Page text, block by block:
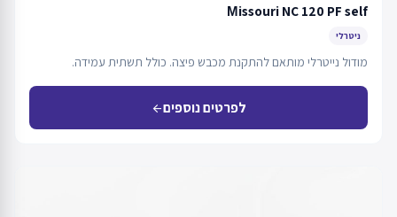
Мissouri NC 120 PF self
ניטרלי
מודול נייטרלי מותאם להתקנת מכבש פיצה. כולל תשתית עמידה.
לפרטים נוספיםarrow_back